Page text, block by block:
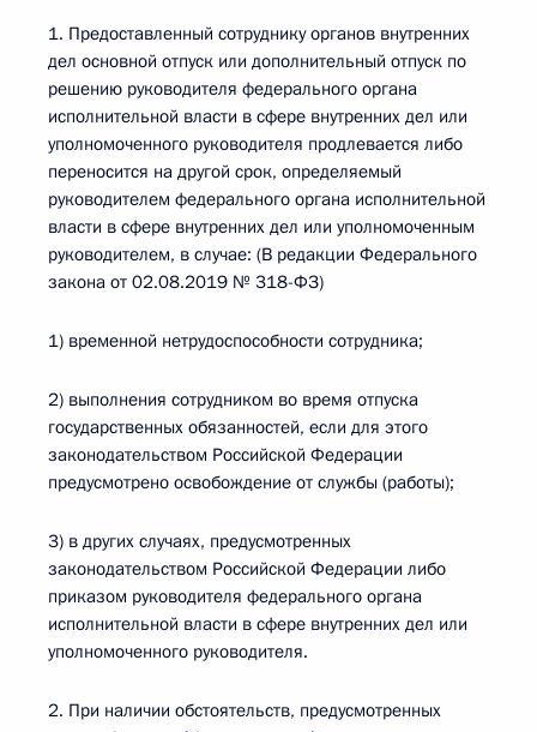
1. Предоставленный сотруднику органов внутренних
дел основной отпуск или дополнительный отпуск по
решению руководителя федерального органа
исполнительной власти в сфере внутренних дел или
уполномоченного руководителя продлевается либо
переносится на другой срок, определяемый
руководителем федерального органа исполнительной
власти в сфере внутренних дел или уполномоченным
руководителем, в случае: (В редакции Федерального
закона от 02.08.2019 № 318-ФЗ)
1) временной нетрудоспособности сотрудника;
2) выполнения сотрудником во время отпуска
государственных обязанностей, если для этого
законодательством Российской Федерации
предусмотрено освобождение от службы (работы);
3) в других случаях, предусмотренных
законодательством Российской Федерации либо
приказом руководителя федерального органа
исполнительной власти в сфере внутренних дел или
уполномоченного руководителя.
2. При наличии обстоятельств, предусмотренных